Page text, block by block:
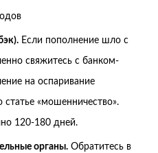
Если пополнение шло с
свяжитесь с банком-
на оспаривание
статье «мошенничество».
120-180 дней.
органы. Обратитесь в